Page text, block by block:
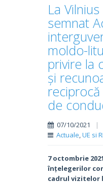
La
semnat
moldo-
privire la
și
de
07/10/2021 |
Actuale,UE si
7 octombrie
înțelegerilor
cadrul vizitelor